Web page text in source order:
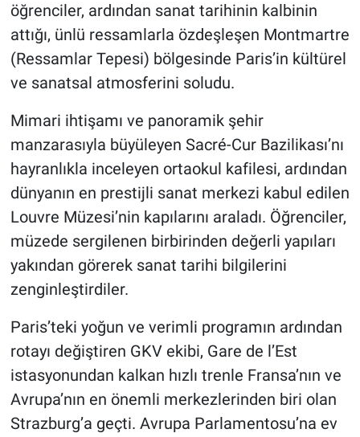
öğrenciler, ardından sanat tarihinin kalbinin
attığı, ünlü ressamlarla özdeşleşen Montmartre
(Ressamlar Tepesi) bölgesinde Paris’in kültürel
ve sanatsal atmosferini soludu.
Mimari ihtişamı ve panoramik şehir
manzarasıyla büyüleyen Sacré-Cur Bazilikası’nı
hayranlıkla inceleyen ortaokul kafilesi, ardından
dünyanın en prestijli sanat merkezi kabul edilen
Louvre Müzesi’nin kapılarını araladı. Öğrenciler,
müzede sergilenen birbirinden değerli yapıları
yakından görerek sanat tarihi bilgilerini
zenginleştirdiler.
Paris’teki yoğun ve verimli programın ardından
rotayı değiştiren GKV ekibi, Gare de l’Est
istasyonundan kalkan hızlı trenle Fransa’nın ve
Avrupa’nın en önemli merkezlerinden biri olan
Strazburg’a geçti. Avrupa Parlamentosu’na ev